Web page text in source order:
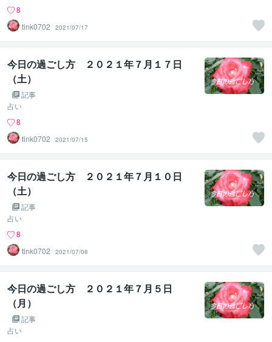
8
tink0702
2021/07/17
今日の過ごし方 ２０２１年７月１７日
（土）
記事
占い
8
tink0702
2021/07/15
今日の過ごし方 ２０２１年７月１０日
（土）
記事
占い
8
tink0702
2021/07/08
今日の過ごし方 ２０２１年７月５日
（月）
記事
占い